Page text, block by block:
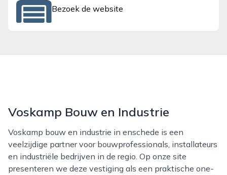
Bezoek de website
Voskamp Bouw en Industrie
Voskamp bouw en industrie in enschede is een
veelzijdige partner voor bouwprofessionals, installateurs
en industriële bedrijven in de regio. Op onze site
presenteren we deze vestiging als een praktische one-